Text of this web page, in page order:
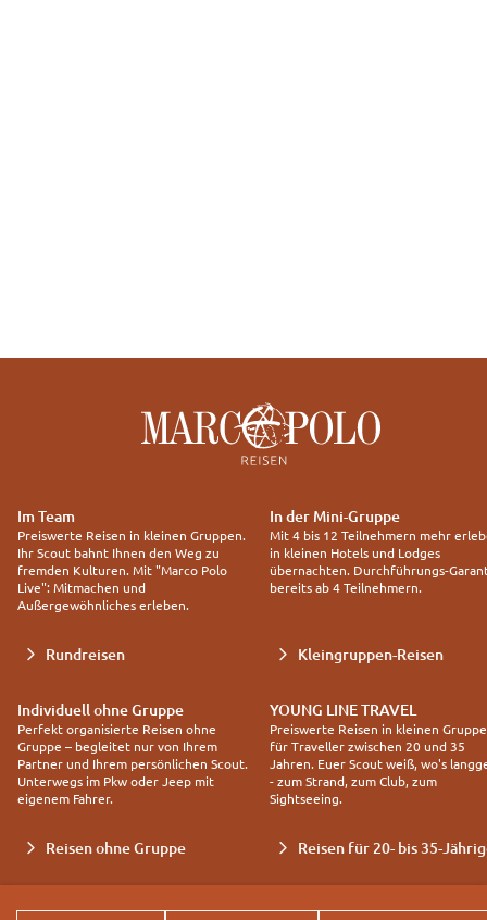
Im Team
Preiswerte Reisen in kleinen Gruppen.
Ihr Scout bahnt Ihnen den Weg zu
fremden Kulturen. Mit "Marco Polo
Live": Mitmachen und
Außergewöhnliches erleben.
Rundreisen
In der Mini-Gruppe
Mit 4 bis 12 Teilnehmern mehr
in kleinen Hotels und Lodges
übernachten. Durchführungs-
bereits ab 4 Teilnehmern.
Kleingruppen-Reisen
Individuell ohne Gruppe
Perfekt organisierte Reisen ohne
Gruppe – begleitet nur von Ihrem
Partner und Ihrem persönlichen Scout.
Unterwegs im Pkw oder Jeep mit
eigenem Fahrer.
Reisen ohne Gruppe
YOUNG LINE TRAVEL
Preiswerte Reisen in kleinen
für Traveller zwischen 20 und 35
Jahren. Euer Scout weiß, wo's
- zum Strand, zum Club, zum
Sightseeing.
Reisen für 20- bis 35-